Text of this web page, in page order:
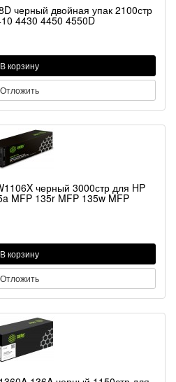
черный двойная упак 2100стр
4430 4450 4550D
В корзину
Отложить
черный 3000стр для HP
MFP 135r MFP 135w MFP
В корзину
Отложить